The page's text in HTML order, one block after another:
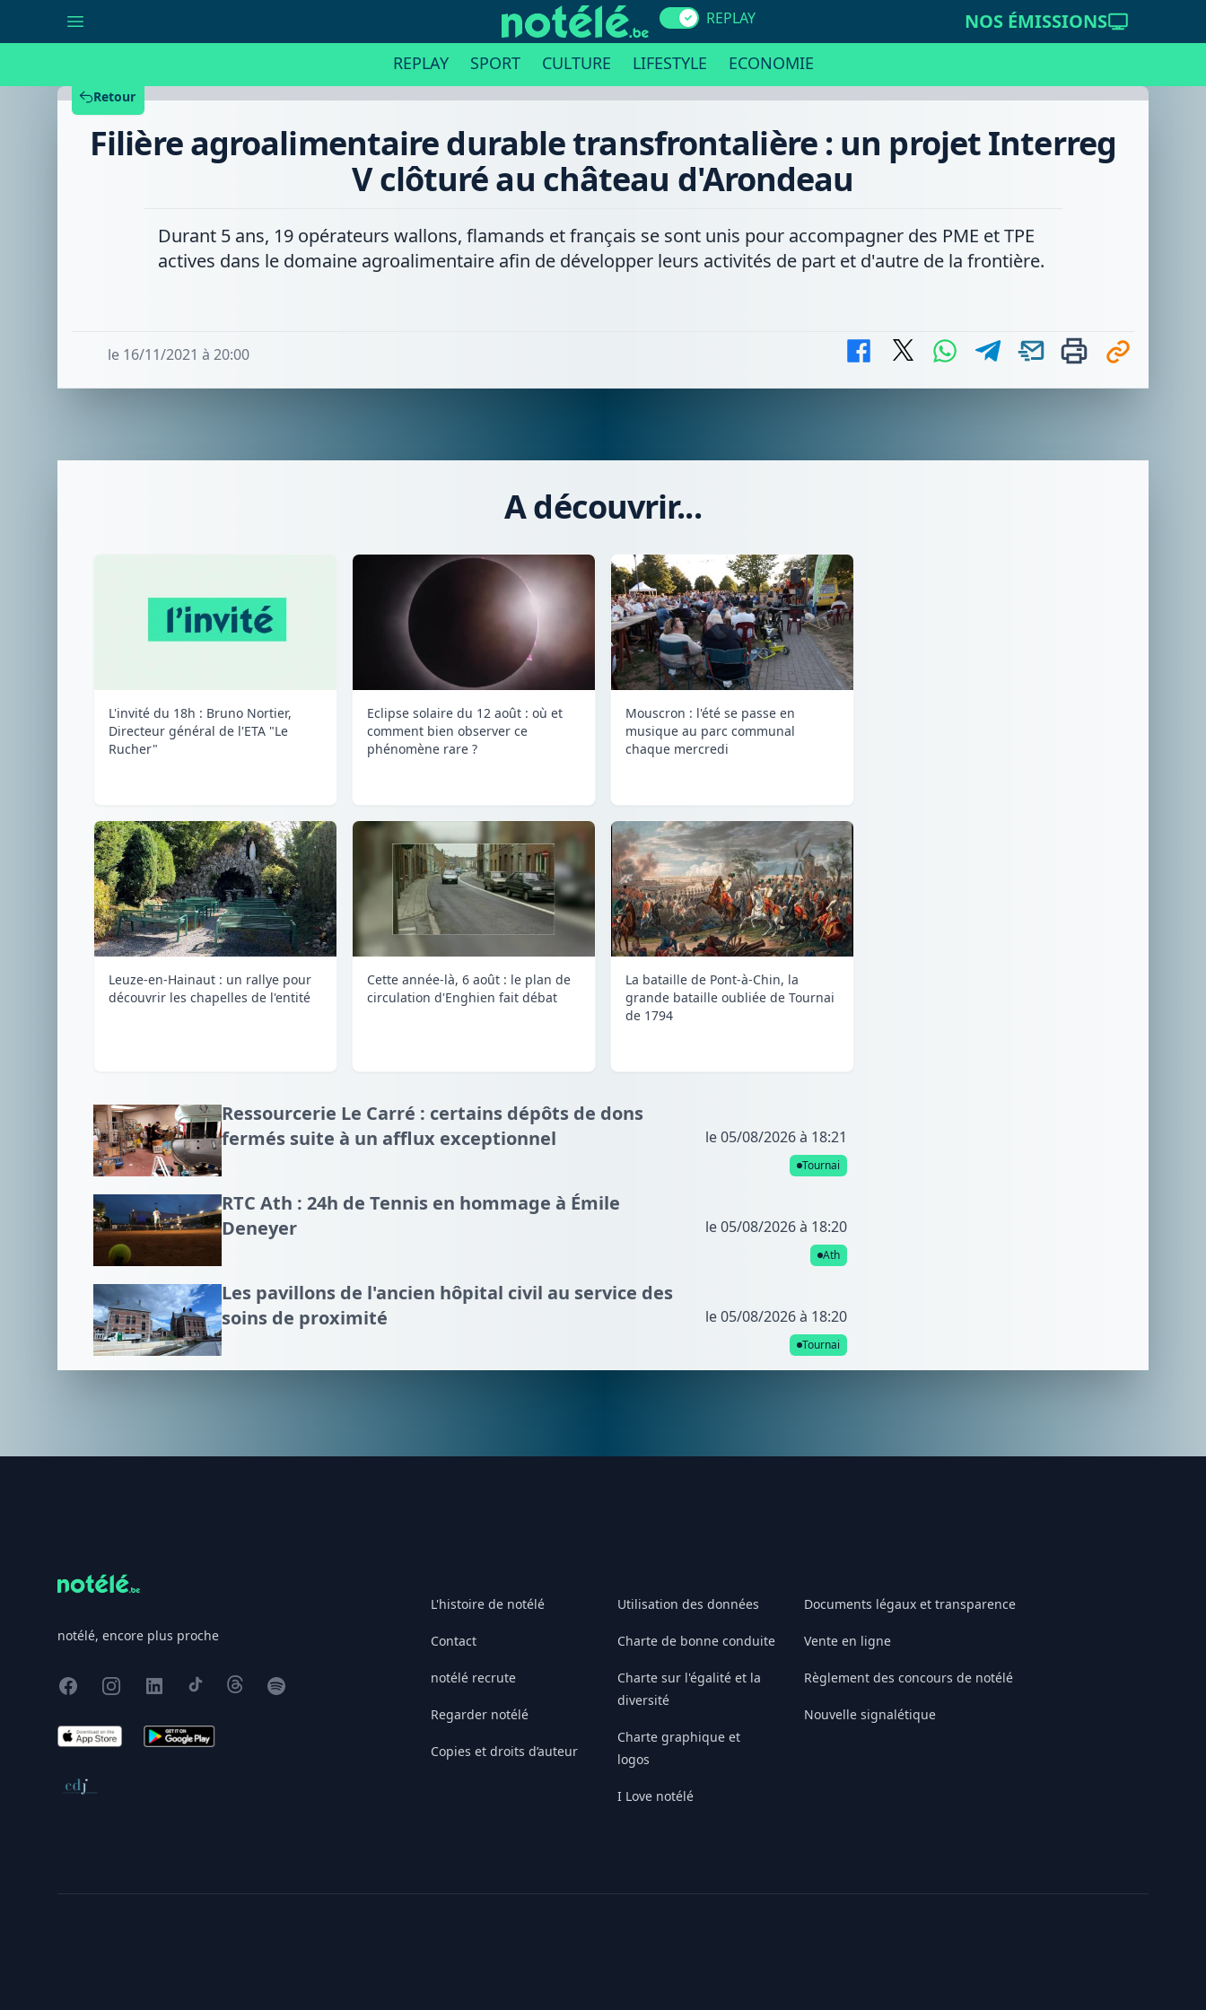
agroalimentaire
REPLAY NOS ÉMISSIONS
REPLAY SPORT CULTURE LIFESTYLE ECONOMIE
Retour
Filière agroalimentaire durable transfrontalière : un projet Interreg
V clôturé au château d'Arondeau
Durant 5 ans, 19 opérateurs wallons, flamands et français se sont unis pour accompagner des PME et TPE
actives dans le domaine agroalimentaire afin de développer leurs activités de part et d'autre de la frontière.
le 16/11/2021 à 20:00
A découvrir...
L'invité du 18h : Bruno Nortier,
Directeur général de l'ETA "Le
Rucher"
Eclipse solaire du 12 août : où et
comment bien observer ce
phénomène rare ?
Mouscron : l'été se passe en
musique au parc communal
chaque mercredi
Leuze-en-Hainaut : un rallye pour
découvrir les chapelles de l'entité
Cette année-là, 6 août : le plan de
circulation d'Enghien fait débat
La bataille de Pont-à-Chin, la
grande bataille oubliée de Tournai
de 1794
Ressourcerie Le Carré : certains dépôts de dons
fermés suite à un afflux exceptionnel
le 05/08/2026 à 18:21
Tournai
RTC Ath : 24h de Tennis en hommage à Émile
Deneyer
le 05/08/2026 à 18:20
Ath
Les pavillons de l'ancien hôpital civil au service des
soins de proximité
le 05/08/2026 à 18:20
Tournai
notélé, encore plus proche
FacebookInstagram
X TikTokThreadsSpotify
App Store Google Play
Conseil de déontologie journalistique
L'histoire de notélé
Contact
notélé recrute
Regarder notélé
Copies et droits d’auteur
Utilisation des données
Charte de bonne conduite
Charte sur l'égalité et la
diversité
Charte graphique et
logos
I Love notélé
Documents légaux et transparence
Vente en ligne
Règlement des concours de notélé
Nouvelle signalétique